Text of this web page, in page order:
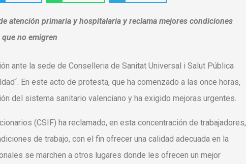
atención primaria y hospitalaria y reclama mejores condiciones
no emigren
ante la sede de Conselleria de Sanitat Universal i Salut Pública
En este acto de protesta, que ha comenzado a las once horas,
del sistema sanitario valenciano y ha exigido mejoras urgentes.
(CSIF) ha reclamado, en esta concentración de trabajadores,
de trabajo, con el fin ofrecer una calidad adecuada en la
se marchen a otros lugares donde les ofrecen un mejor